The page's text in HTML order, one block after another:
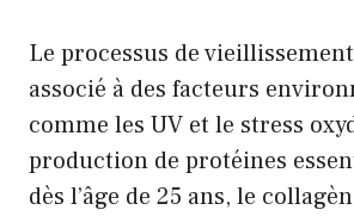
Le processus de
associé à des facteurs
comme les UV et le stress
production de protéines
dès l’âge de 25 ans, le